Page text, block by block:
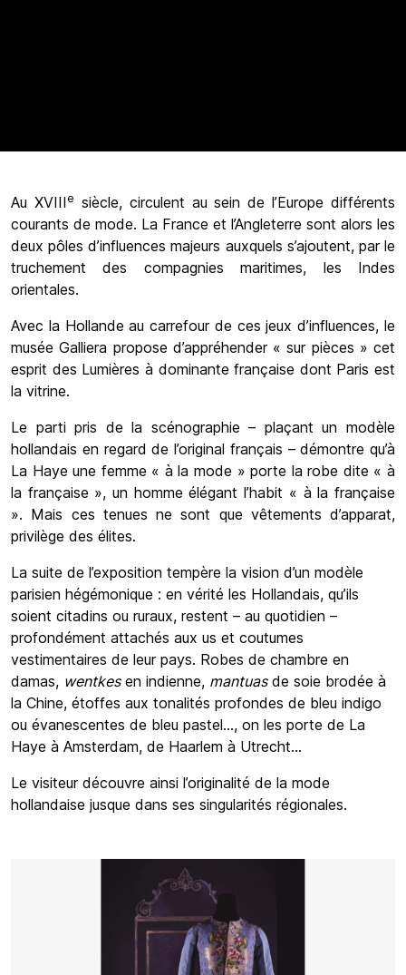
Au XVIII e siècle, circulent au sein de l’Europe différents
courants de mode. La France et l’Angleterre sont alors les
deux pôles d’influences majeurs auxquels s’ajoutent, par le
truchement des compagnies maritimes, les Indes
orientales.
Avec la Hollande au carrefour de ces jeux d’influences, le
musée Galliera propose d’appréhender « sur pièces » cet
esprit des Lumières à dominante française dont Paris est
la vitrine.
Le parti pris de la scénographie – plaçant un modèle
hollandais en regard de l’original français – démontre qu’à
La Haye une femme « à la mode » porte la robe dite « à
la française », un homme élégant l’habit « à la française
». Mais ces tenues ne sont que vêtements d’apparat,
privilège des élites.
La suite de l’exposition tempère la vision d’un modèle
parisien hégémonique : en vérité les Hollandais, qu’ils
soient citadins ou ruraux, restent – au quotidien –
profondément attachés aux us et coutumes
vestimentaires de leur pays. Robes de chambre en
damas, wentkesen indienne, mantuasde soie brodée à
la Chine, étoffes aux tonalités profondes de bleu indigo
ou évanescentes de bleu pastel…, on les porte de La
Haye à Amsterdam, de Haarlem à Utrecht…
Le visiteur découvre ainsi l’originalité de la mode
hollandaise jusque dans ses singularités régionales.